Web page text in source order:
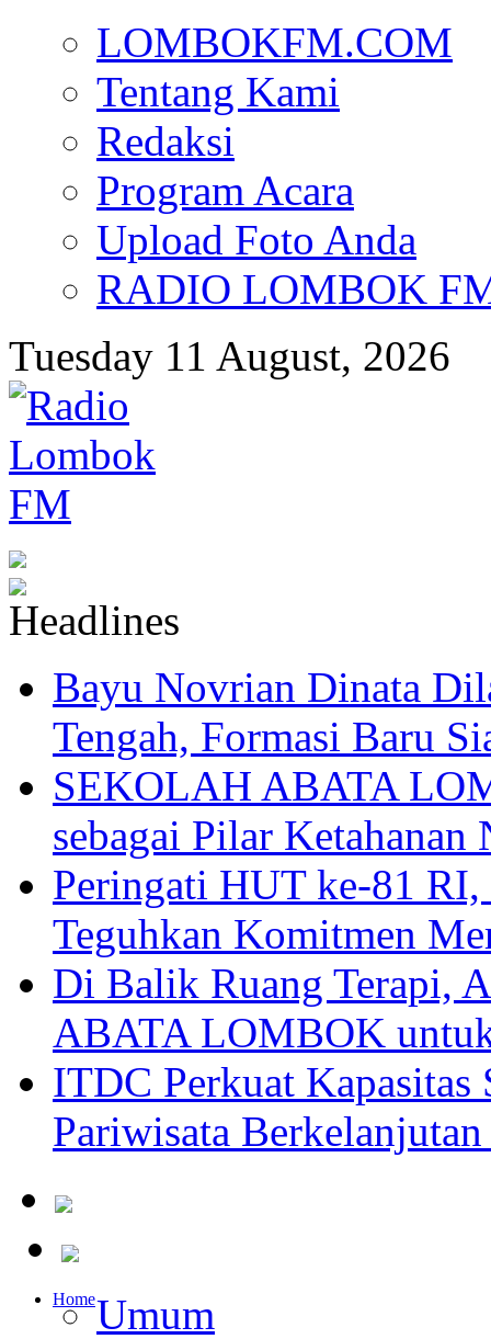
LOMBOKFM.COM
Tentang Kami
Redaksi
Program Acara
Upload Foto Anda
RADIO LOMBOK
Tuesday 11 August, 2026
Bayu Novrian Dinata
Tengah, Formasi Baru
SEKOLAH ABATA
sebagai Pilar Ketahanan
Peringati HUT ke-81
Teguhkan Komitmen
Di Balik Ruang Terapi,
ABATA LOMBOK
ITDC Perkuat
Pariwisata
HomeUmum